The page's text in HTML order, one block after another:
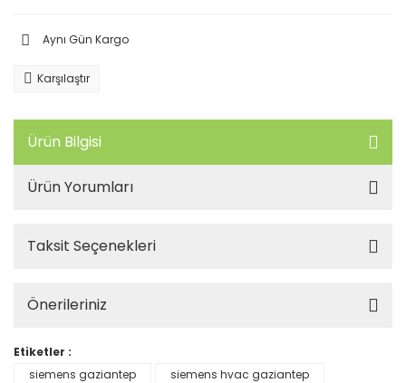
Aynı Gün Kargo
Karşılaştır
Ürün Bilgisi
Ürün Yorumları
Taksit Seçenekleri
Önerileriniz
Etiketler :
siemens gaziantep
siemens hvac gaziantep